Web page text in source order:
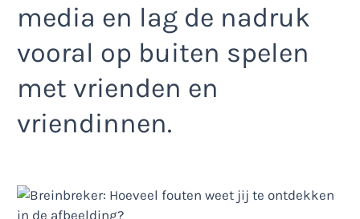
media en lag de nadruk
vooral op buiten spelen
met vrienden en
vriendinnen.